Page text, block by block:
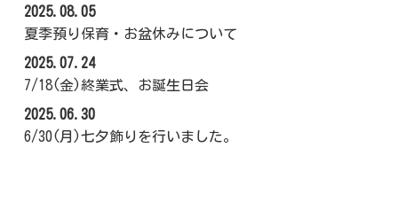
2025.08.05
夏季預り保育・お盆休みについて
2025.07.24
7/18(金)終業式、お誕生日会
2025.06.30
6/30(月)七夕飾りを行いました。